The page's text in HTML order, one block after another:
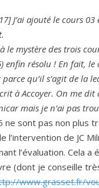
J’ai ajouté le cours 03
le mystère des trois
enfin résolu ! En fait, le
qu’il s’agit de la
à Accoyer. On me dit
mais je n’ai pas
ne sont pas non plus
l’intervention de JC
l’évaluation. Cela a
(dont je conseille
www.grasset.fr/